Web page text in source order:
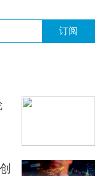
订阅